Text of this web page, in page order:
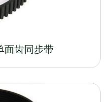
面齿同步带